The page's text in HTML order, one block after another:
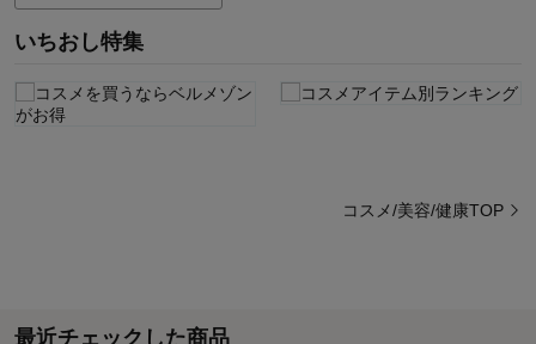
いちおし特集
コスメ/美容/健康TOP
最近チェックした商品